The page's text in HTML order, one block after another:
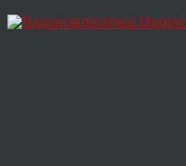
Перейти